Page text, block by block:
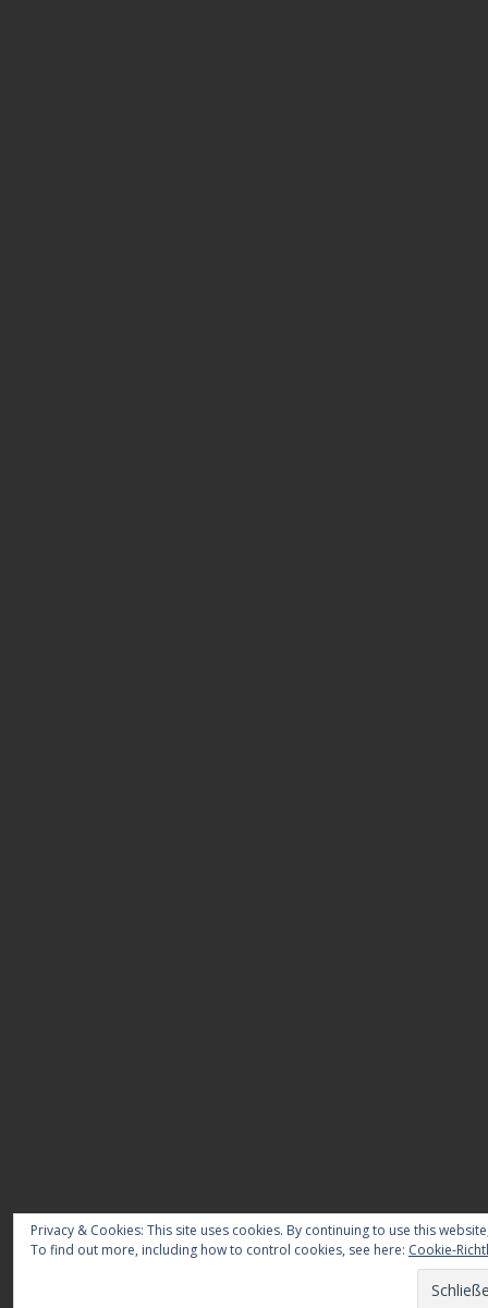
Privacy & Cookies: This site uses cookies. By continuing to use this
To find out more, including how to control cookies, see here: Cookie-